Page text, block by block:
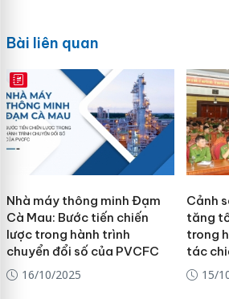
Bài liên quan
E-MAGAZINE
Nhà máy thông minh Đạm
Cà Mau: Bước tiến chiến
lược trong hành trình
chuyển đổi số của PVCFC
16/10/2025
Cảnh
tăng
trong
tác
15/